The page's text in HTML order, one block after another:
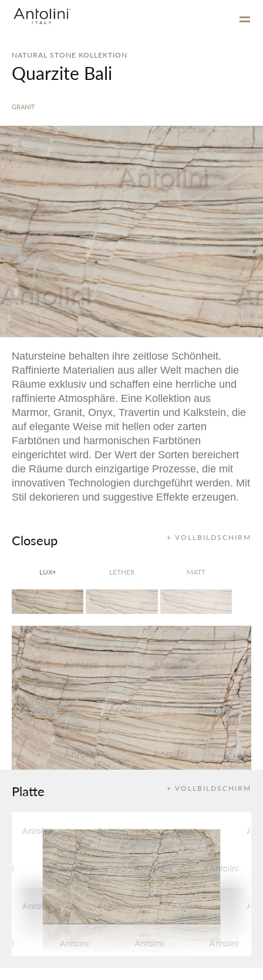
NATURAL STONE KOLLEKTION
Quarzite Bali
GRANIT
Natursteine behalten ihre zeitlose Schönheit.
Raffinierte Materialien aus aller Welt machen die
Räume exklusiv und schaffen eine herrliche und
raffinierte Atmosphäre. Eine Kollektion aus
Marmor, Granit, Onyx, Travertin und Kalkstein, die
auf elegante Weise mit hellen oder zarten
Farbtönen und harmonischen Farbtönen
eingerichtet wird. Der Wert der Sorten bereichert
die Räume durch einzigartige Prozesse, die mit
innovativen Technologien durchgeführt werden. Mit
Stil dekorieren und suggestive Effekte erzeugen.
+ VOLLBILDSCHIRM
Closeup
LUX® LETHER MATT
+ VOLLBILDSCHIRM
Platte